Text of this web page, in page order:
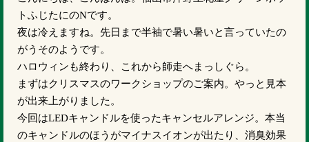
トふじたにのNです。
夜は冷えますね。先日まで半袖で暑い暑いと言っていたの
がうそのようです。
ハロウィンも終わり、これから師走へまっしぐら。
まずはクリスマスのワークショップのご案内。やっと見本
が出来上がりました。
今回はLEDキャンドルを使ったキャンセルアレンジ。本当
のキャンドルのほうがマイナスイオンが出たり、消臭効果